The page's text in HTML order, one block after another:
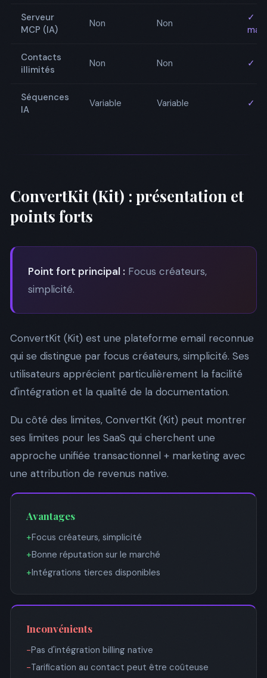
Serveur
MCP (IA)
Non Non
✓
Contacts
illimités
Non Non ✓
Séquences
IA
Variable Variable ✓
ConvertKit (Kit) : présentation et
points forts
Point fort principal : Focus créateurs,
simplicité.
ConvertKit (Kit) est une plateforme email reconnue
qui se distingue par focus créateurs, simplicité. Ses
utilisateurs apprécient particulièrement la facilité
d'intégration et la qualité de la documentation.
Du côté des limites, ConvertKit (Kit) peut montrer
ses limites pour les SaaS qui cherchent une
approche unifiée transactionnel + marketing avec
une attribution de revenus native.
Avantages
+Focus créateurs, simplicité
+Bonne réputation sur le marché
+Intégrations tierces disponibles
Inconvénients
−Pas d'intégration billing native
−Tarification au contact peut être coûteuse